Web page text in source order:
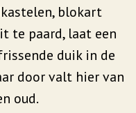
blokart
te paard, laat een
duik in de
door valt hier van
oud.